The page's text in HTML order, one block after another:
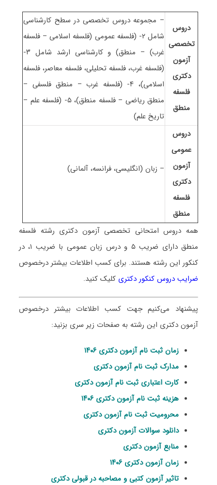
دروس
تخصصی
آزمون
دکتری
فلسفه
منطق
– مجموعه دروس تخصصی در سطح کارشناسی
شامل ۲- (فلسفه عمومی (فلسفه اسلامی – فلسفه
غرب) – منطق) و کارشناسی ارشد شامل ۳-
(فلسفه غرب، فلسفه تحلیلی، فلسفه معاصر، فلسفه
اسلامی)، ۴- (فلسفه غرب – منطق فلسفی –
منطق ریاضی – فلسفه منطق)، ۵- (فلسفه علم –
تاریخ علم)
دروس
عمومی
آزمون
دکتری
فلسفه
منطق
– زبان (انگلیسی، فرانسه، آلمانی)
همه دروس امتحانی تخصصی آزمون دکتری رشتهفلسفه
منطق
دارای ضریب ۵ و درس زبان عمومی با ضریب ۱، در
کنکور این رشته هستند. برای کسب اطلاعات بیشتر درخصوص
ضرایب دروس کنکور دکتری کلیک کنید.
پیشنهاد می‌کنیم جهت کسب اطلاعات بیشتر درخصوص
آزمون دکتری این رشته به صفحات زیر سری بزنید:
زمان ثبت نام آزمون دکتری ۱۴۰۶
مدارک ثبت نام آزمون دکتری
کارت اعتباری ثبت نام آزمون دکتری
هزینه ثبت نام آزمون دکتری ۱۴۰۶
محرومیت ثبت نام آزمون دکتری
دانلود سوالات آزمون دکتری
منابع آزمون دکتری
زمان آزمون دکتری ۱۴۰۶
تاثیر آزمون کتبی و مصاحبه در قبولی دکتری